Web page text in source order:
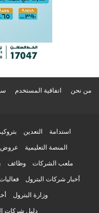
من نحن اتفاقية المستخدم
استدامة التعدين
المنصة التعليمية عروض
ملعب الشركات وظائف
أخبار شركات البترول
وزارة البترول
دليل شركات